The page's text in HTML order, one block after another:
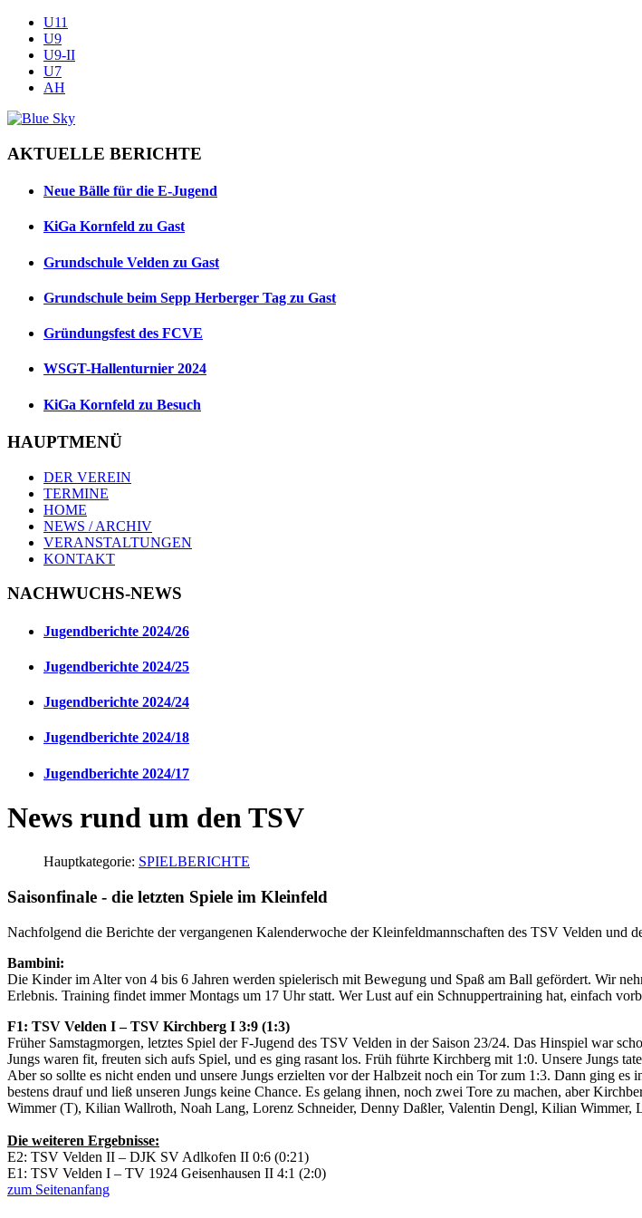
U11
U9
U9-II
U7
AH
AKTUELLE BERICHTE
Neue Bälle für die E-Jugend
KiGa Kornfeld zu Gast
Grundschule Velden zu Gast
Grundschule beim Sepp Herberger Tag zu Gast
Gründungsfest des FCVE
WSGT-Hallenturnier 2024
KiGa Kornfeld zu Besuch
HAUPTMENÜ
DER VEREIN
TERMINE
HOME
NEWS / ARCHIV
VERANSTALTUNGEN
KONTAKT
NACHWUCHS-NEWS
Jugendberichte 2024/26
Jugendberichte 2024/25
Jugendberichte 2024/24
Jugendberichte 2024/18
Jugendberichte 2024/17
News rund um den TSV
Hauptkategorie: SPIELBERICHTE
Saisonfinale - die letzten Spiele im Kleinfeld
Nachfolgend die Berichte der vergangenen Kalenderwoche der Kleinfeldmannschaften des TSV Velden und
Bambini:
Die Kinder im Alter von 4 bis 6 Jahren werden spielerisch mit Bewegung und Spaß am Ball gefördert. Wir
Erlebnis. Training findet immer Montags um 17 Uhr statt. Wer Lust auf ein Schnuppertraining hat, einfach
F1: TSV Velden I – TSV Kirchberg I 3:9 (1:3)
Früher Samstagmorgen, letztes Spiel der F-Jugend des TSV Velden in der Saison 23/24. Das Hinspiel war
Jungs waren fit, freuten sich aufs Spiel, und es ging rasant los. Früh führte Kirchberg mit 1:0. Unsere Jungs
Aber so sollte es nicht enden und unsere Jungs erzielten vor der Halbzeit noch ein Tor zum 1:3. Dann ging
bestens drauf und ließ unseren Jungs keine Chance. Es gelang ihnen, noch zwei Tore zu machen, aber
Wimmer (T), Kilian Wallroth, Noah Lang, Lorenz Schneider, Denny Daßler, Valentin Dengl, Kilian Wimmer,
Die weiteren Ergebnisse:
E2: TSV Velden II – DJK SV Adlkofen II 0:6 (0:21)
E1: TSV Velden I – TV 1924 Geisenhausen II 4:1 (2:0)
zum Seitenanfang